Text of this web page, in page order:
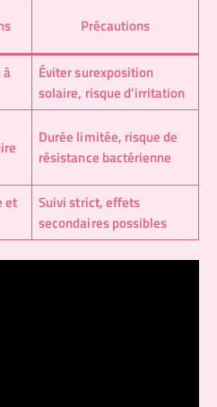
Précautions
Éviter surexposition
solaire, risque d’irritation
Durée limitée, risque de
résistance bactérienne
et
Suivi strict, effets
secondaires possibles